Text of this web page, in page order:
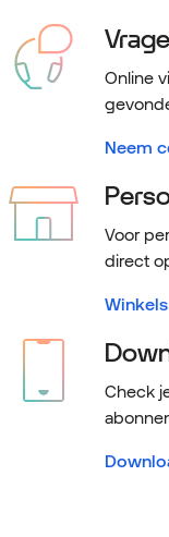
Online
Neem
Voor
direct
Winkels
Check